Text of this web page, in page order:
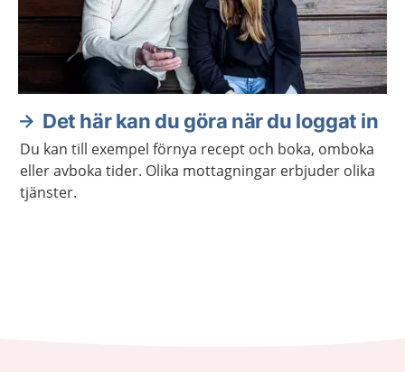
Det här kan du göra när du loggat in
Du kan till exempel förnya recept och boka, omboka
eller avboka tider. Olika mottagningar erbjuder olika
tjänster.